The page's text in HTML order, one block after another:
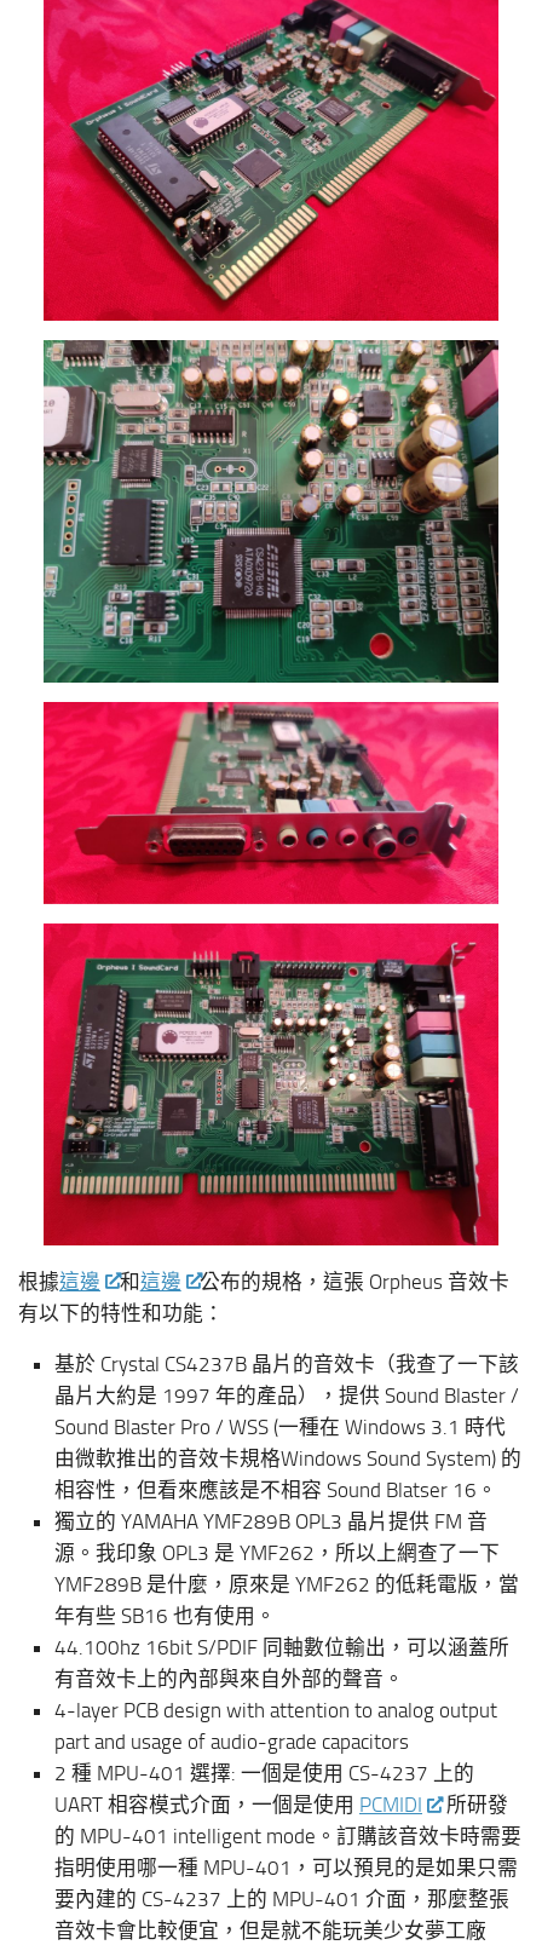
根據這邊 和這邊
公布的規格，這張 Orpheus 音效卡
有以下的特性和功能：
基於 Crystal CS4237B 晶片的音效卡（我查了一下該
晶片大約是 1997 年的產品），提供 Sound Blaster /
Sound Blaster Pro / WSS (一種在 Windows 3.1 時代
由微軟推出的音效卡規格Windows Sound System) 的
相容性，但看來應該是不相容 Sound Blatser 16。
獨立的 YAMAHA YMF289B OPL3 晶片提供 FM 音
源。我印象 OPL3 是 YMF262，所以上網查了一下
YMF289B 是什麼，原來是 YMF262 的低耗電版，當
年有些 SB16 也有使用。
44.100hz 16bit S/PDIF 同軸數位輸出，可以涵蓋所
有音效卡上的內部與來自外部的聲音。
4-layer PCB design with attention to analog output
part and usage of audio-grade capacitors
2 種 MPU-401 選擇: 一個是使用 CS-4237 上的
UART 相容模式介面，一個是使用 PCMIDI
所研發
的 MPU-401 intelligent mode。訂購該音效卡時需要
指明使用哪一種 MPU-401，可以預見的是如果只需
要內建的 CS-4237 上的 MPU-401 介面，那麼整張
音效卡會比較便宜，但是就不能玩美少女夢工廠